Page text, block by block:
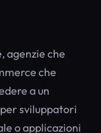
agenzie che
che
a un
sviluppatori
o applicazioni